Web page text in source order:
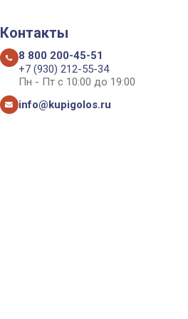
Контакты
8 800 200-45-51
+7 (930) 212-55-34
Пн - Пт с 10:00 до 19:00
info@kupigolos.ru